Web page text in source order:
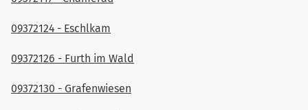
09372124 - Eschlkam
09372126 - Furth im Wald
09372130 - Grafenwiesen